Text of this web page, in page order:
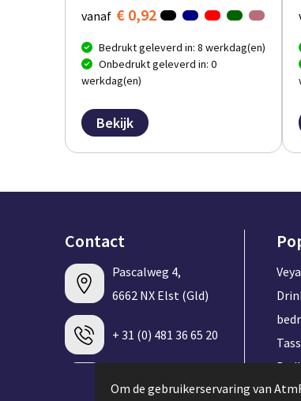
vanaf € 0,92
Bedrukt geleverd in: 8 werkdag(en)
Onbedrukt geleverd in: 0
werkdag(en)
Bekijk
Contact
Pascalweg 4,
6662 NX Elst (Gld)
+ 31 (0) 481 36 65 20
info@atmrgifts.nl
Om de gebruikerservaring van